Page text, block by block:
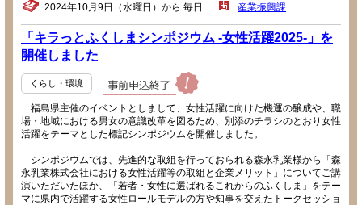
2024年10月9日（水曜日）から 毎日 産業振興課
「キラっとふくしまシンポジウム -女性活躍2025-」を
開催しました
くらし・環境
福島県主催のイベントとしまして、女性活躍に向けた機運の醸成や、職
場・地域における男女の意識改革を図るため、別添のチラシのとおり女性
活躍をテーマとした標記シンポジウムを開催しました。
シンポジウムでは、先進的な取組を行っておられる森永乳業様から「森
永乳業株式会社における女性活躍等の取組と企業メリット」についてご講
演いただいたほか、「若者・女性に選ばれるこれからのふくしま」をテー
マに県内で活躍する女性ロールモデルの方や知事を交えたトークセッショ